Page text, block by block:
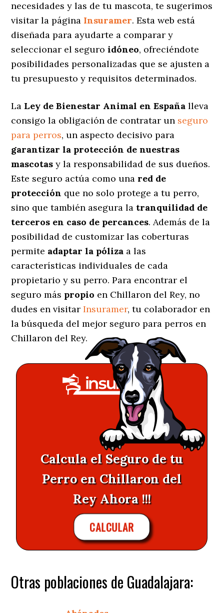
necesidades y las de tu mascota, te sugerimos
visitar la página Insuramer. Esta web está
diseñada para ayudarte a comparar y
seleccionar el seguroidóneo, ofreciéndote
posibilidades personalizadas que se ajusten a
tu presupuesto y requisitos determinados.
La Ley de Bienestar Animal en España lleva
consigo la obligación de contratar un seguro
para perros, un aspecto decisivo para
garantizar la protección de nuestras
mascotas y la responsabilidad de sus dueños.
Este seguro actúa como una red de
protección que no solo protege a tu perro,
sino que también asegura la tranquilidad de
terceros en caso de percances. Además de la
posibilidad de customizar las coberturas
permite adaptar la póliza a las
características individuales de cada
propietario y su perro. Para encontrar el
seguro más propio en Chillaron del Rey, no
dudes en visitarInsuramer, tu colaborador en
la búsqueda del mejor seguro para perros en
Chillaron del Rey.
Calcula el Seguro de tu
Perro en Chillaron del
Rey Ahora !!!
CALCULAR
Otras poblaciones de Guadalajara: